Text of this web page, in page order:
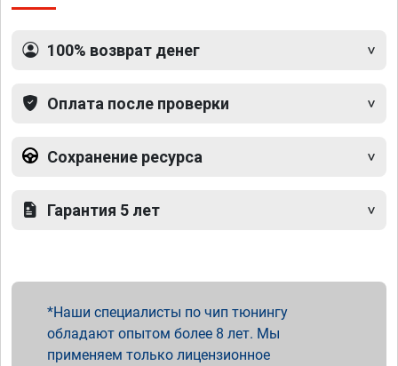
100% возврат денег
Оплата после проверки
Сохранение ресурса
Гарантия 5 лет
Наши специалисты по чип тюнингу
обладают опытом более 8 лет. Мы
применяем только лицензионное